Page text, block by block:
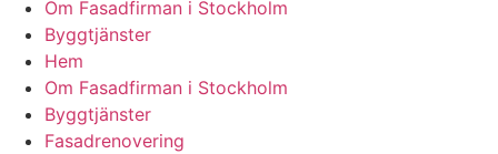
Om Fasadfirman i Stockholm
Byggtjänster
Hem
Om Fasadfirman i Stockholm
Byggtjänster
Fasadrenovering